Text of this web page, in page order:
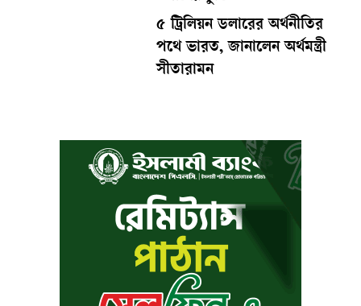
৫ ট্রিলিয়ন ডলারের অর্থনীতির
পথে ভারত, জানালেন অর্থমন্ত্রী
সীতারামন